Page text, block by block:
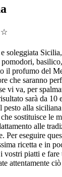
soleggiata
il profumo del
che saranno
vi va, per
sarà da 10
alla
sostituisce le
alle
Per eseguire
ricetta e in
vostri piatti e
attentamente